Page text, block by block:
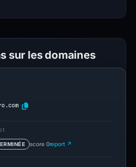
sur les domaines
score 0report ↗